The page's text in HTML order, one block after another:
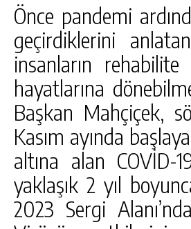
Önce pandemi
geçirdiklerini
insanların
hayatlarına
Başkan Mahçiçek,
Kasım ayında
altına alan
yaklaşık 2 yıl
2023 Sergi